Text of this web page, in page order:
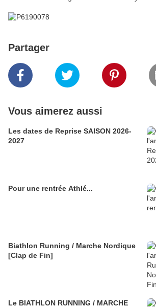
Partager
Vous aimerez aussi
Les dates de Reprise SAISON 2026-
2027
Pour une rentrée Athlé...
Biathlon Running / Marche Nordique
[Clap de Fin]
Le BIATHLON RUNNING / MARCHE